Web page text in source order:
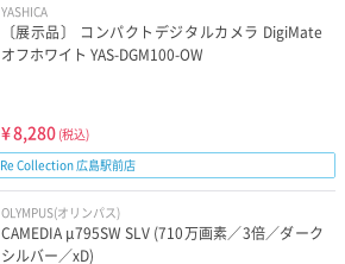
YASHICA
〔展示品〕 コンパクトデジタルカメラ DigiMate
オフホワイト YAS-DGM100-OW
¥8,280 (税込)
Re Collection 広島駅前店
OLYMPUS(オリンパス)
CAMEDIA μ795SW SLV (710万画素／3倍／ダーク
シルバー／xD)